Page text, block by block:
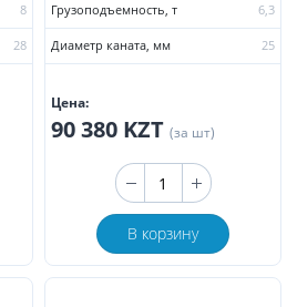
8
28
Грузоподъемность, т 6,3
Диаметр каната, мм 25
Цена:
90 380 KZT (за шт)
В корзину